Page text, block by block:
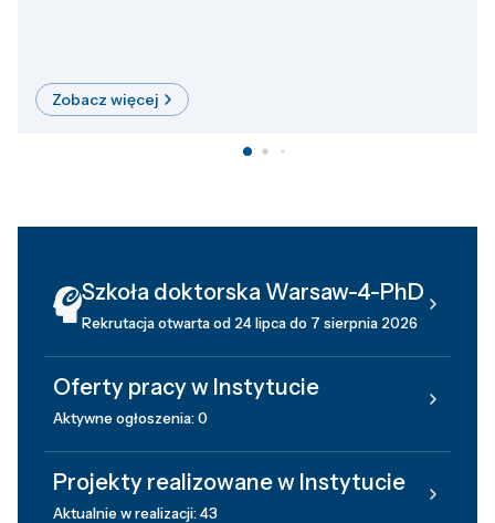
Zobacz więcej
Szkoła doktorska Warsaw-4-PhD
Rekrutacja otwarta od 24 lipca do 7 sierpnia 2026
Oferty pracy w Instytucie
Aktywne ogłoszenia: 0
Projekty realizowane w Instytucie
Aktualnie w realizacji: 43